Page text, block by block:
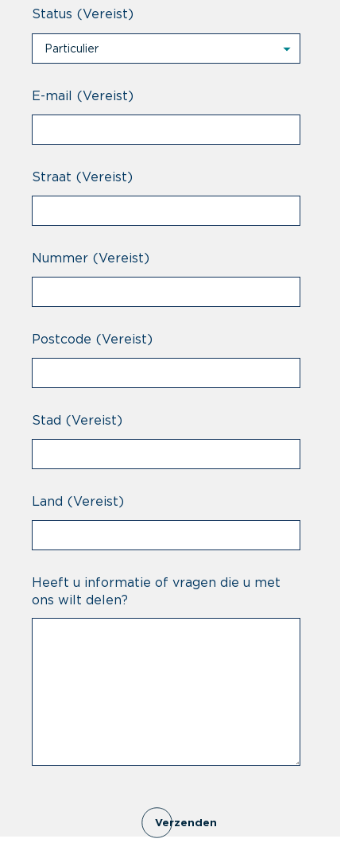
Status (Vereist)
Particulier
Professional
E-mail (Vereist)
Straat (Vereist)
Nummer (Vereist)
Postcode (Vereist)
Stad (Vereist)
Land (Vereist)
Heeft u informatie of vragen die u met
ons wilt delen?
Verzenden